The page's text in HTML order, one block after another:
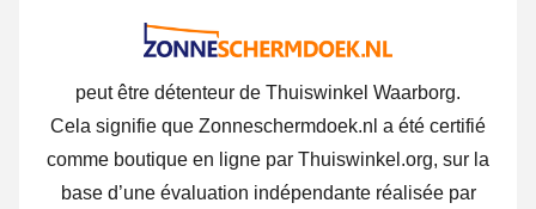
peut être détenteur de Thuiswinkel Waarborg.
Cela signifie que Zonneschermdoek.nl a été certifié
comme boutique en ligne par Thuiswinkel.org, sur la
base d’une évaluation indépendante réalisée par